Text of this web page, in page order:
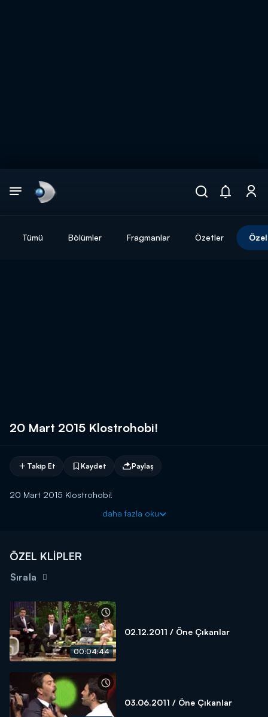
Tümü Bölümler Fragmanlar Özetler
20 Mart 2015 Klostrohobi!
Takip Et Kaydet Paylaş
20 Mart 2015 Klostrohobi!
daha fazla oku
ÖZEL KLİPLER
Sırala
00:04:44
02.12.2011 / Öne Çıkanlar
03.06.2011 / Öne Çıkanlar